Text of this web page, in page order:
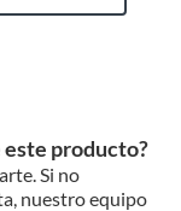
este producto?
Si no
nuestro equipo